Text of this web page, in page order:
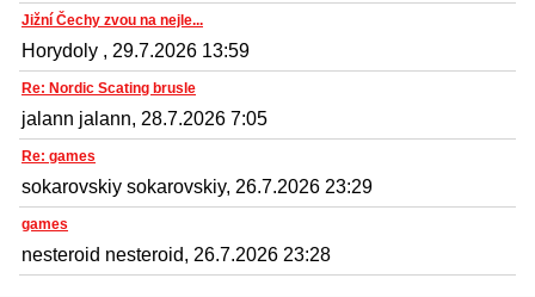
Jižní Čechy zvou na nejle...
Horydoly , 29.7.2026 13:59
Re: Nordic Scating brusle
jalann jalann, 28.7.2026 7:05
Re: games
sokarovskiy sokarovskiy, 26.7.2026 23:29
games
nesteroid nesteroid, 26.7.2026 23:28